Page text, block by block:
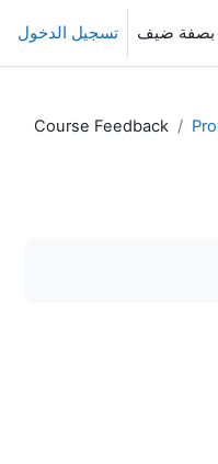
بصفة ضيف تسجيل الدخول
Course Feedback